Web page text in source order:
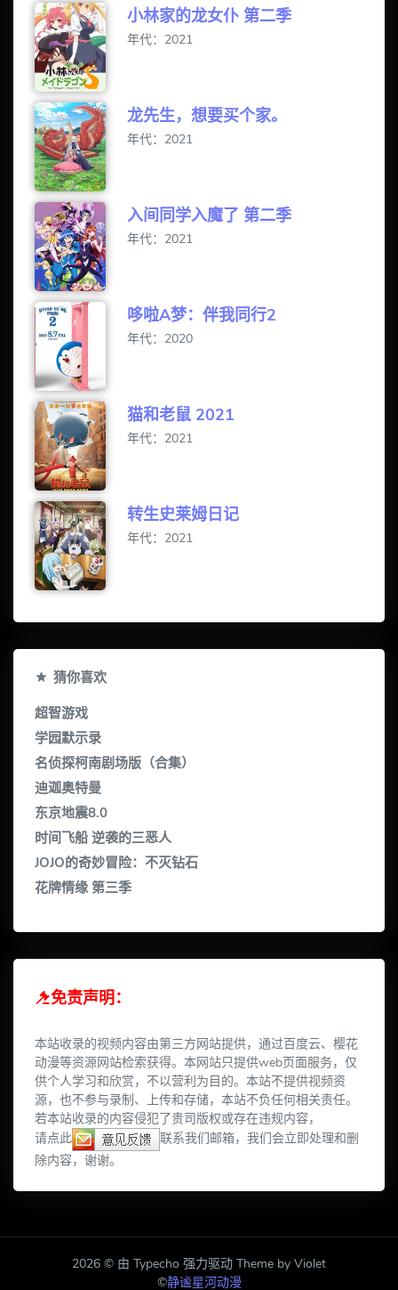
小林家的龙女仆 第二季
年代：2021
龙先生，想要买个家。
年代：2021
入间同学入魔了 第二季
年代：2021
哆啦A梦：伴我同行2
年代：2020
猫和老鼠 2021
年代：2021
转生史莱姆日记
年代：2021
猜你喜欢
超智游戏
学园默示录
名侦探柯南剧场版（合集）
迪迦奥特曼
东京地震8.0
时间飞船 逆袭的三恶人
JOJO的奇妙冒险：不灭钻石
花牌情缘 第三季
免责声明：
本站收录的视频内容由第三方网站提供，通过百度云、樱花
动漫等资源网站检索获得。本网站只提供web页面服务，仅
供个人学习和欣赏，不以营利为目的。本站不提供视频资
源，也不参与录制、上传和存储，本站不负任何相关责任。
若本站收录的内容侵犯了贵司版权或存在违规内容，
请点此
联系我们邮箱，我们会立即处理和删
除内容，谢谢。
2026 © 由 Typecho 强力驱动 Theme by Violet
©静谧星河动漫